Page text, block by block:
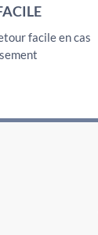
facile en cas